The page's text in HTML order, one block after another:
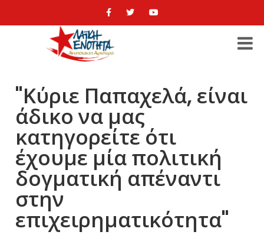
"Κύριε Παπαχελά, είναι
άδικο να μας
κατηγορείτε ότι
έχουμε μία πολιτική
δογματική απέναντι
στην
επιχειρηματικότητα"